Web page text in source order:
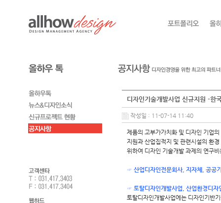
디자인기술개발사업 신규지원 -한
작성일 : 11-07-14 11:40
제품의 고부가가치화 및 디자인 기업
지원과 산업집적지 및 관련시설의 환
위하여 디자인 기술개발 과제의 연구
☞ 산업디자인전문회사, 지자체, 공공
☞ 토탈디자인개발사업, 산업환경디자
토탈디자인개발사업에는 디자인기반